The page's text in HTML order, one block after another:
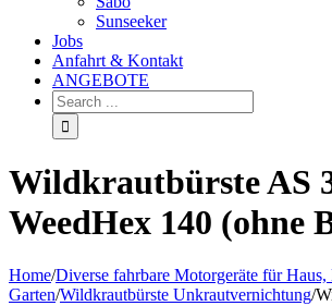
Sunseeker
Jobs
Anfahrt & Kontakt
ANGEBOTE
Wildkrautbürste AS
WeedHex 140 (ohne
Home/Diverse fahrbare Motorgeräte für
Garten/Wildkrautbürste Unkrautvernichtung/